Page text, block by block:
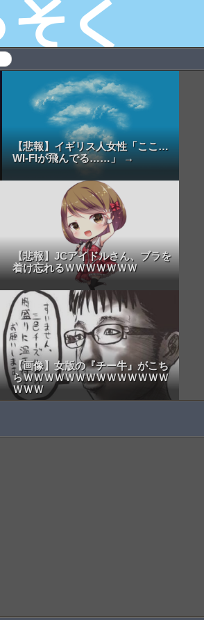
【悲報】イギリス人女性「ここ…
WI-FIが飛んでる……」 →
【悲報】JCアイドルさん、ブラを
着け忘れるＷＷＷＷＷＷＷ
【画像】女版の『チー牛』がこち
らＷＷＷＷＷＷＷＷＷＷＷＷＷＷ
ＷＷＷ